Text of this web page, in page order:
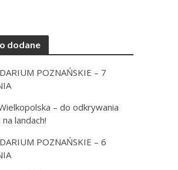
dodane
POZNAŃSKIE – 7
– do odkrywania
landach!
POZNAŃSKIE – 6